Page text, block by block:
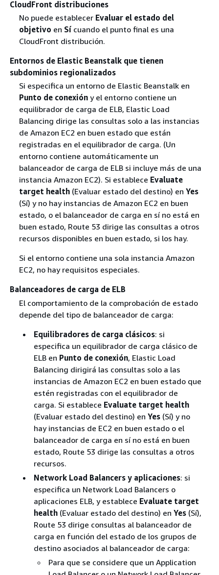
CloudFront distribuciones
No puede establecer Evaluar el estado del
objetivo en Sícuando el punto final es una
CloudFront distribución.
Entornos de Elastic Beanstalk que tienen
subdominios regionalizados
Si especifica un entorno de Elastic Beanstalk en
Punto de conexióny el entorno contiene un
equilibrador de carga de ELB, Elastic Load
Balancing dirige las consultas solo a las instancias
de Amazon EC2 en buen estado que están
registradas en el equilibrador de carga. (Un
entorno contiene automáticamente un
balanceador de carga de ELB si incluye más de una
instancia Amazon EC2). Si establece Evaluate
target health(Evaluar estado del destino) en Yes
(Sí) y no hay instancias de Amazon EC2 en buen
estado, o el balanceador de carga en sí no está en
buen estado, Route 53 dirige las consultas a otros
recursos disponibles en buen estado, si los hay.
Si el entorno contiene una sola instancia Amazon
EC2, no hay requisitos especiales.
Balanceadores de carga de ELB
El comportamiento de la comprobación de estado
depende del tipo de balanceador de carga:
Equilibradores de carga clásicos: si
especifica un equilibrador de carga clásico de
ELB en Punto de conexión, Elastic Load
Balancing dirigirá las consultas solo a las
instancias de Amazon EC2 en buen estado que
estén registradas con el equilibrador de
carga. Si establece Evaluate target health
(Evaluar estado del destino) en Yes(Sí) y no
hay instancias de EC2 en buen estado o el
balanceador de carga en sí no está en buen
estado, Route 53 dirige las consultas a otros
recursos.
Network Load Balancers y aplicaciones: si
especifica un Network Load Balancers o
aplicaciones ELB, y establece Evaluate target
health(Evaluar estado del destino) en Yes(Sí),
Route 53 dirige consultas al balanceador de
carga en función del estado de los grupos de
destino asociados al balanceador de carga:
Para que se considere que un Application